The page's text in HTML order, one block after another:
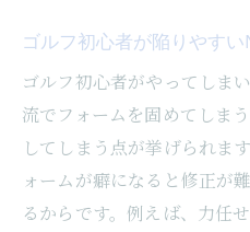
ゴルフ初心者が陥りやす
ゴルフ初心者がやってしま
流でフォームを固めてしま
してしまう点が挙げられま
ォームが癖になると修正が
るからです。例えば、力任